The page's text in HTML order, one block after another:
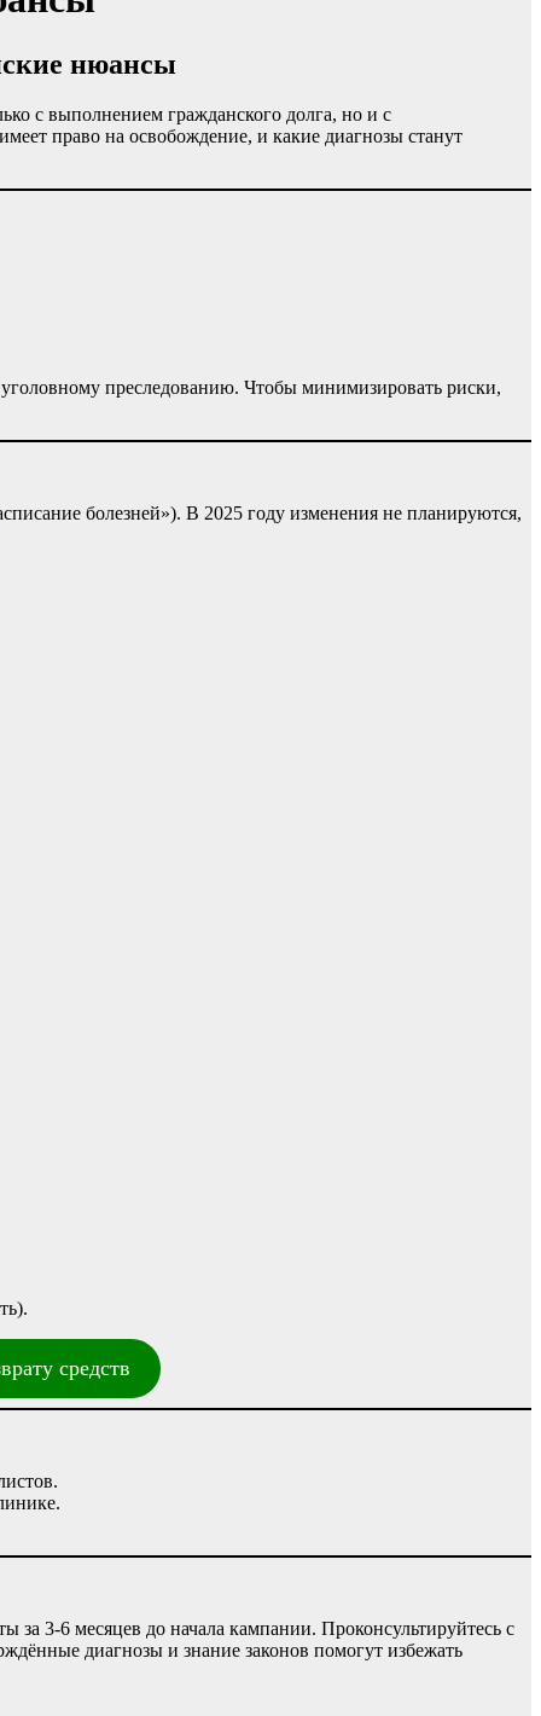
нюансы
с выполнением гражданского долга, но и с
право на освобождение, и какие диагнозы станут
преследованию. Чтобы минимизировать риски,
болезней»). В 2025 году изменения не планируются,
средств
за 3-6 месяцев до начала кампании. Проконсультируйтесь с
диагнозы и знание законов помогут избежать